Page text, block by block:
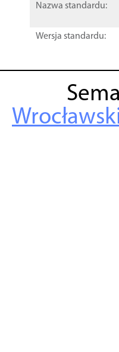
Nazwa standardu:
Wersja standardu: